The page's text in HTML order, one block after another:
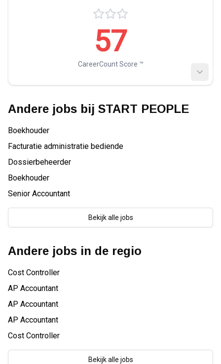
57
CareerCount Score ™️
Andere jobs bij START PEOPLE
Boekhouder
Facturatie administratie bediende
Dossierbeheerder
Boekhouder
Senior Accountant
Bekijk alle jobs
Andere jobs in de regio
Cost Controller
AP Accountant
AP Accountant
AP Accountant
Cost Controller
Bekijk alle jobs